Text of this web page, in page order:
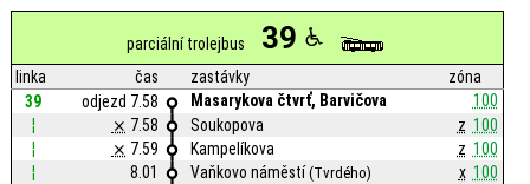
parciální trolejbus 39
linka čas zastávky
zóna
39
odjezd 7.58 Masarykova čtvrť, Barvičova
100
¦
⨯ 7.58 Soukopova z 100
¦
⨯ 7.59 Kampelíkova z 100
¦
8.01 Vaňkovo náměstí(Tvrdého) x 100